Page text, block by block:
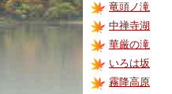
竜頭ノ滝
中禅寺湖
華厳の滝
いろは坂
霧降高原